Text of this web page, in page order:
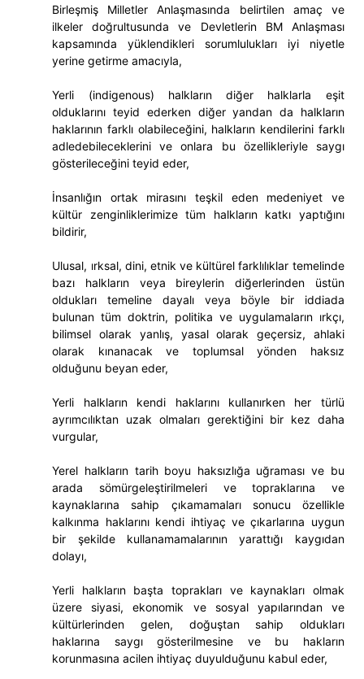
Birleşmiş Milletler Anlaşmasında belirtilen amaç ve
ilkeler doğrultusunda ve Devletlerin BM Anlaşması
kapsamında yüklendikleri sorumlulukları iyi niyetle
yerine getirme amacıyla,
Yerli (indigenous) halkların diğer halklarla eşit
olduklarını teyid ederken diğer yandan da halkların
haklarının farklı olabileceğini, halkların kendilerini farklı
adledebileceklerini ve onlara bu özellikleriyle saygı
gösterileceğini teyid eder,
İnsanlığın ortak mirasını teşkil eden medeniyet ve
kültür zenginliklerimize tüm halkların katkı yaptığını
bildirir,
Ulusal, ırksal, dini, etnik ve kültürel farklılıklar temelinde
bazı halkların veya bireylerin diğerlerinden üstün
oldukları temeline dayalı veya böyle bir iddiada
bulunan tüm doktrin, politika ve uygulamaların ırkçı,
bilimsel olarak yanlış, yasal olarak geçersiz, ahlaki
olarak kınanacak ve toplumsal yönden haksız
olduğunu beyan eder,
Yerli halkların kendi haklarını kullanırken her türlü
ayrımcılıktan uzak olmaları gerektiğini bir kez daha
vurgular,
Yerel halkların tarih boyu haksızlığa uğraması ve bu
arada sömürgeleştirilmeleri ve topraklarına ve
kaynaklarına sahip çıkamamaları sonucu özellikle
kalkınma haklarını kendi ihtiyaç ve çıkarlarına uygun
bir şekilde kullanamamalarının yarattığı kaygıdan
dolayı,
Yerli halkların başta toprakları ve kaynakları olmak
üzere siyasi, ekonomik ve sosyal yapılarından ve
kültürlerinden gelen, doğuştan sahip oldukları
haklarına saygı gösterilmesine ve bu hakların
korunmasına acilen ihtiyaç duyulduğunu kabul eder,